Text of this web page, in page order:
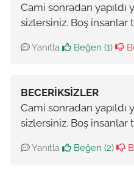
Cami sonradan yapıldı
sizlersiniz. Boş insanlar
Yanıtla Beğen (1)
BECERIKSIZLER
Cami sonradan yapıldı
sizlersiniz. Boş insanlar
Yanıtla Beğen (2)